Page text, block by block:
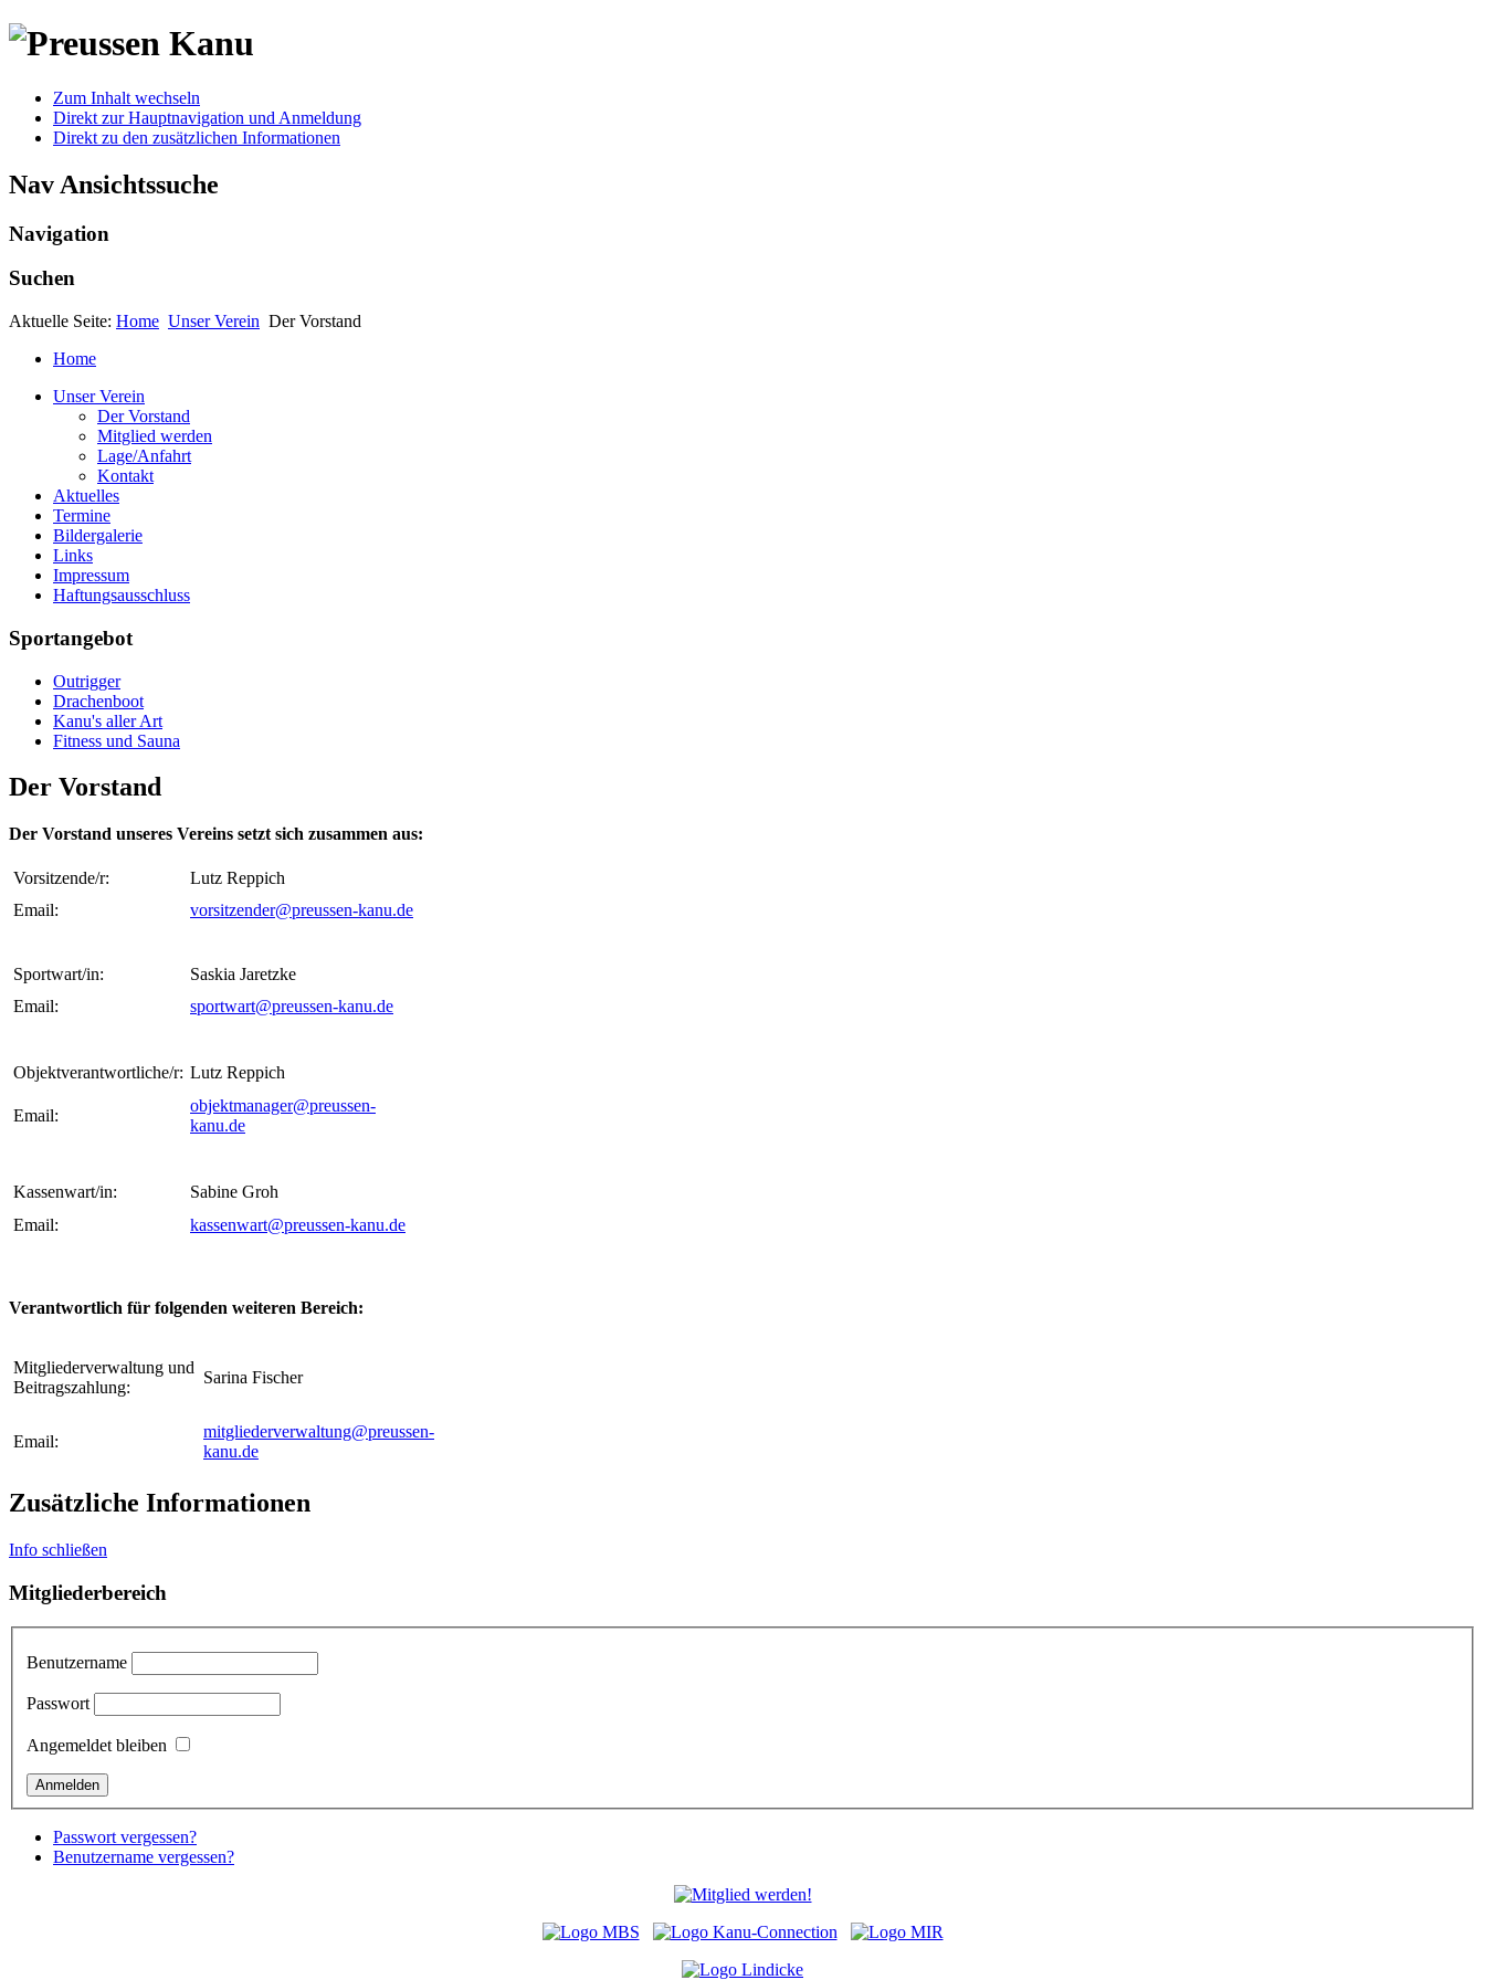
Zum Inhalt wechseln
Direkt zur Hauptnavigation und Anmeldung
Direkt zu den zusätzlichen Informationen
Nav Ansichtssuche
Navigation
Suchen
Aktuelle Seite: Home Unser Verein Der Vorstand
Home
Unser Verein
Der Vorstand
Mitglied werden
Lage/Anfahrt
Kontakt
Aktuelles
Termine
Bildergalerie
Links
Impressum
Haftungsausschluss
Sportangebot
Outrigger
Drachenboot
Kanu's aller Art
Fitness und Sauna
Der Vorstand
Der Vorstand unseres Vereins setzt sich zusammen aus:
Vorsitzende/r:
Lutz Reppich
Email:
vorsitzender@preussen-kanu.de
Sportwart/in:
Saskia Jaretzke
Email: sportwart@preussen-kanu.de
Objektverantwortliche/r: Lutz Reppich
Email:
objektmanager@preussen-
kanu.de
Kassenwart/in:
Sabine Groh
Email: kassenwart@preussen-kanu.de
Verantwortlich für folgenden weiteren Bereich:
Mitgliederverwaltung und
Beitragszahlung:
Sarina Fischer
Email:
mitgliederverwaltung@preussen-
kanu.de
Zusätzliche Informationen
Info schließen
Mitgliederbereich
Benutzername
Passwort
Angemeldet bleiben
Passwort vergessen?
Benutzername vergessen?